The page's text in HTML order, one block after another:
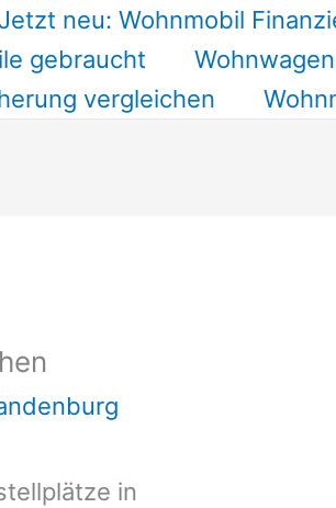
Jetzt neu: Wohnmobil
gebraucht
vergleichen
in